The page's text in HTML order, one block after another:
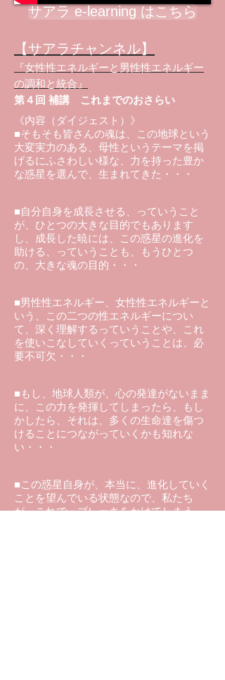
サアラ e-learning はこちら
【サアラチャンネル】
『女性性エネルギーと男性性エネルギー
の調和と統合』
第４回 補講 これまでのおさらい
《内容（ダイジェスト）》
■そもそも皆さんの魂は、この地球という
大変実力のある、母性というテーマを掲
げるにふさわしい様な、力を持った豊か
な惑星を選んで、生まれてきた・・・
■自分自身を成長させる、っていうこと
が、ひとつの大きな目的でもあります
し、成長した暁には、この惑星の進化を
助ける、っていうことも、もうひとつ
の、大きな魂の目的・・・
■男性性エネルギー、女性性エネルギーと
いう、この二つの性エネルギーについ
て、深く理解するっていうことや、これ
を使いこなしていくっていうことは、必
要不可欠・・・
■もし、地球人類が、心の発達がないまま
に、この力を発揮してしまったら、もし
かしたら、それは、多くの生命達を傷つ
けることにつながっていくかも知れな
い・・・
■この惑星自身が、本当に、進化していく
ことを望んでいる状態なので、私たち
が、これで、ブレーキをかけてしまう、